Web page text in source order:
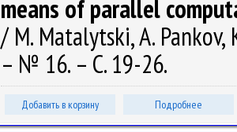
means of parallel
/ M. Matalytski, A.
– № 16. – С. 19-26.
Добавить в корзину Подробнее